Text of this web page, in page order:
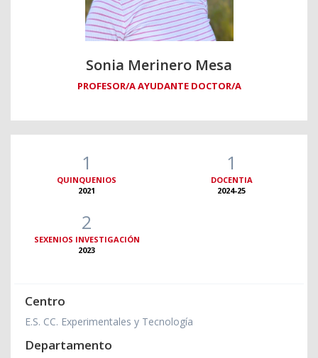
Sonia Merinero Mesa
PROFESOR/A AYUDANTE DOCTOR/A
1
QUINQUENIOS
2021
1
DOCENTIA
2024-25
2
SEXENIOS INVESTIGACIÓN
2023
Centro
E.S. CC. Experimentales y Tecnología
Departamento